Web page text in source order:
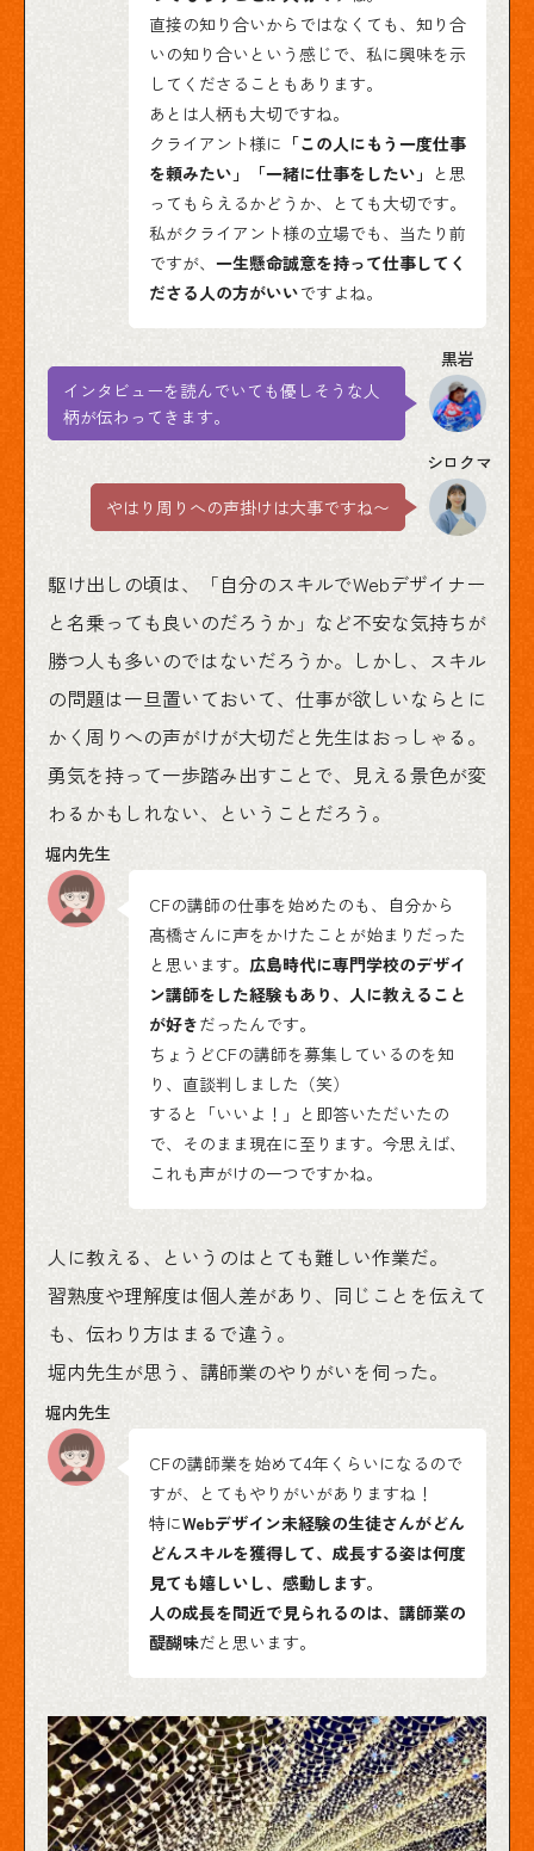
直接の知り合いからではなくても、知り合
いの知り合いという感じで、私に興味を示
してくださることもあります。
あとは人柄も大切ですね。
クライアント様に 「この人にもう一度仕事
を頼みたい」「一緒に仕事をしたい」 と思
ってもらえるかどうか、とても大切です。
私がクライアント様の立場でも、当たり前
ですが、 一生懸命誠意を持って仕事してく
ださる人の方がいいですよね。
インタビューを読んでいても優しそうな人
柄が伝わってきます。
やはり周りへの声掛けは大事ですね〜
駆け出しの頃は、「自分のスキルでWebデザイナー
と名乗っても良いのだろうか」など不安な気持ちが
勝つ人も多いのではないだろうか。しかし、スキル
の問題は一旦置いておいて、仕事が欲しいならとに
かく周りへの声がけが大切だと先生はおっしゃる。
勇気を持って一歩踏み出すことで、見える景色が変
わるかもしれない、ということだろう。
CFの講師の仕事を始めたのも、自分から
髙橋さんに声をかけたことが始まりだった
と思います。 広島時代に専門学校のデザイ
ン講師をした経験もあり、人に教えること
が好きだったんです。
ちょうどCFの講師を募集しているのを知
り、直談判しました（笑）
すると「いいよ！」と即答いただいたの
で、そのまま現在に至ります。今思えば、
これも声がけの一つですかね。
人に教える、というのはとても難しい作業だ。
習熟度や理解度は個人差があり、同じことを伝えて
も、伝わり方はまるで違う。
堀内先生が思う、講師業のやりがいを伺った。
CFの講師業を始めて4年くらいになるので
すが、とてもやりがいがありますね！
特にWebデザイン未経験の生徒さんがどん
どんスキルを獲得して、成長する姿は何度
見ても嬉しいし、感動します。
人の成長を間近で見られるのは、講師業の
醍醐味だと思います。